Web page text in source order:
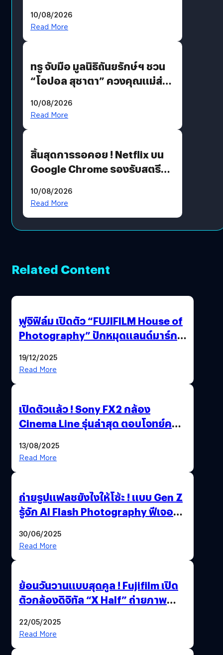
รักแน่นฮอลล์
10/08/2026
Read More
ทรู จับมือ มูลนิธิถันยรักษ์ฯ ชวน
“โอปอล สุชาตา” ควงคุณแม่ส่ง
เติมเต็มความหมายวันแม่ปีนี้
10/08/2026
Read More
สิ้นสุดการรอคอย ! Netflix บน
Google Chrome รองรับสตรีม
เงื่อนไขที่กำหนด
10/08/2026
Read More
Related Content
ฟูจิฟิล์ม เปิดตัว “FUJIFILM House of
Photography” ปักหมุดแลนด์มาร์ก
19/12/2025
Read More
เปิดตัวแล้ว ! Sony FX2 กล้อง
Cinema Line รุ่นล่าสุด ตอบโจทย์ครี
13/08/2025
Read More
ถ่ายรูปแฟลชยังไงให้โซ้ะ ! แบบ Gen Z
รู้จัก AI Flash Photography ฟีเจอร์
30/06/2025
Read More
ย้อนวันวานแบบสุดคูล ! Fujifilm เปิด
ตัวกล้องดิจิทัล “X Half” ถ่ายภาพ
22/05/2025
Read More